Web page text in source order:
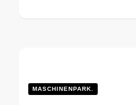
MASCHINENPARK.